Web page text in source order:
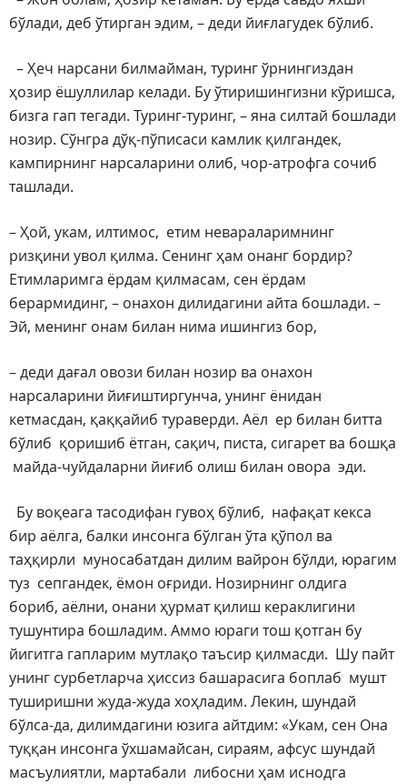
бўлади, деб ўтирган эдим, – деди йиғлагудек бўлиб.
– Ҳеч нарсани билмайман, туринг ўрнингиздан
ҳозир ёшуллилар келади. Бу ўтиришингизни кўришса,
бизга гап тегади. Туринг-туринг, – яна силтай бошлади
нозир. Сўнгра дўқ-пўписаси камлик қилгандек,
кампирнинг нарсаларини олиб, чор-атрофга сочиб
ташлади.
– Ҳой, укам, илтимос, етим невараларимнинг
ризқини увол қилма. Сенинг ҳам онанг бордир?
Етимларимга ёрдам қилмасам, сен ёрдам
берармидинг, – онахон дилидагини айта бошлади. –
Эй, менинг онам билан нима ишингиз бор,
– деди дағал овози билан нозир ва онахон
нарсаларини йиғиштиргунча, унинг ёнидан
кетмасдан, қаққайиб тураверди. Аёл ер билан битта
бўлиб қоришиб ётган, сақич, писта, сигарет ва бошқа
майда-чуйдаларни йиғиб олиш билан овора эди.
Бу воқеага тасодифан гувоҳ бўлиб, нафақат кекса
бир аёлга, балки инсонга бўлган ўта қўпол ва
таҳқирли муносабатдан дилим вайрон бўлди, юрагим
туз сепгандек, ёмон оғриди. Нозирнинг олдига
бориб, аёлни, онани ҳурмат қилиш кераклигини
тушунтира бошладим. Аммо юраги тош қотган бу
йигитга гапларим мутлақо таъсир қилмасди. Шу пайт
унинг сурбетларча ҳиссиз башарасига боплаб мушт
туширишни жуда-жуда хоҳладим. Лекин, шундай
бўлса-да, дилимдагини юзига айтдим: «Укам, сен Она
туққан инсонга ўхшамайсан, сираям, афсус шундай
масъулиятли, мартабали либосни ҳам иснодга